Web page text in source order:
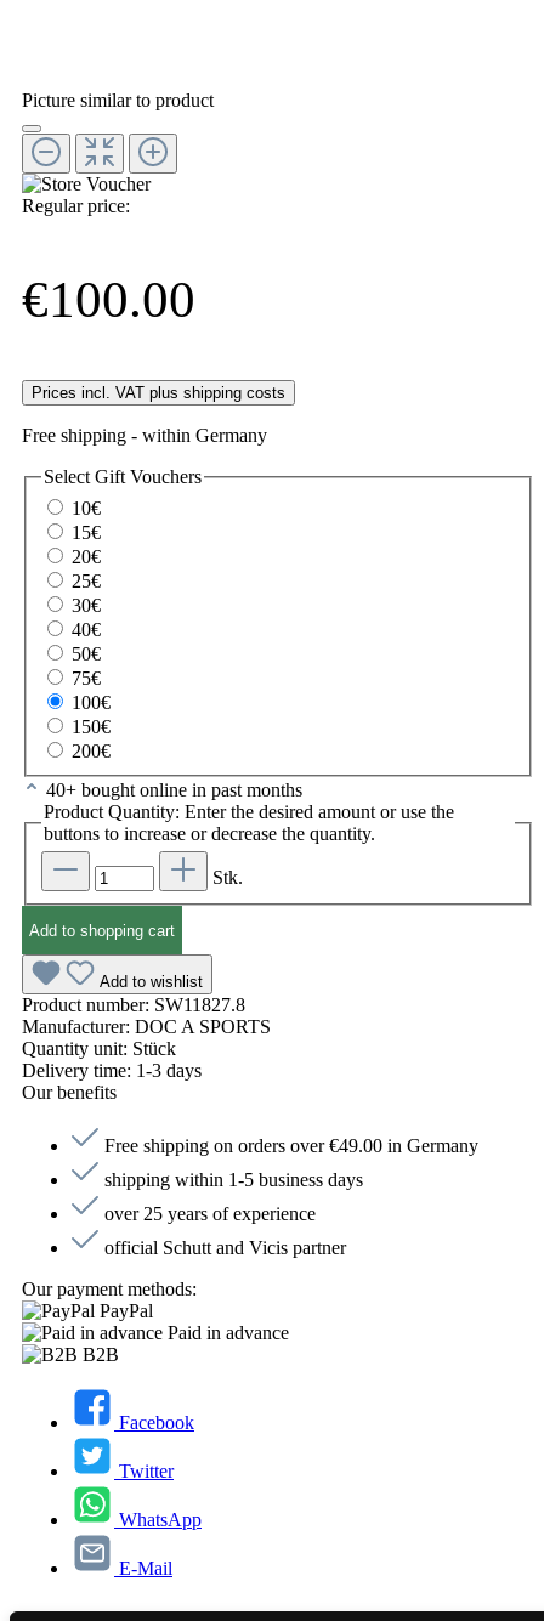
Picture similar to product
Regular price:
€100.00
Prices incl. VAT plus shipping costs
Free shipping - within Germany
Select Gift Vouchers
10€
15€
20€
25€
30€
40€
50€
75€
100€
150€
200€
40+ bought online in past months
Product Quantity: Enter the desired amount or use the
buttons to increase or decrease the quantity.
Stk.
Add to shopping cart
Add to wishlist
Product number: SW11827.8
Manufacturer: DOC A SPORTS
Quantity unit: Stück
Delivery time: 1-3 days
Our benefits
Free shipping on orders over €49.00 in Germany
shipping within 1-5 business days
over 25 years of experience
official Schutt and Vicis partner
Our payment methods:
PayPal
Paid in advance
B2B
Facebook
Twitter
WhatsApp
E-Mail